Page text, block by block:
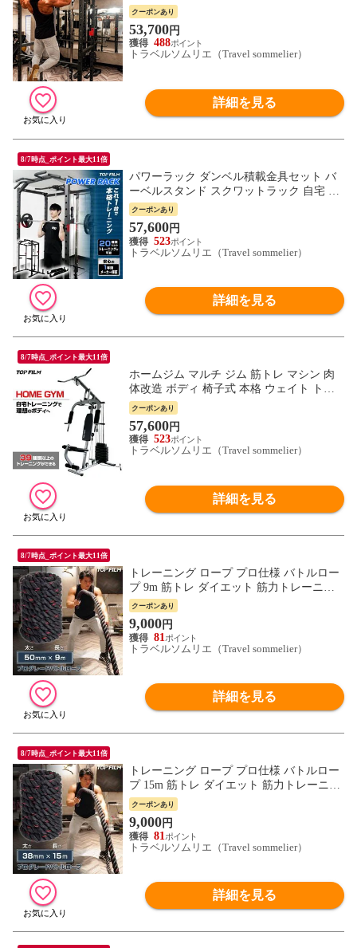
ン ホームジム マルチ ハーフラック チンニ
ング トレーニング 筋トレ 懸垂 送料無料
※北海道、沖縄県、離島を除く 【ロジ発
送】 トラベルソムリエ w-tre5
クーポンあり
53,700円
488
トラベルソムリエ（Travel sommelier）
詳細を見る
8/7時点_ポイント最大11倍
パワーラック ダンベル積載金具セット バ
ーベルスタンド スクワットラック 自宅 高
さ12段階調節 ホームジム マルチ ハーフラ
ック チンニング 懸垂 トレーニング 筋トレ
送料無料 ※北海道、沖縄県、離島を除く
【ロジ発送】 トラベルソムリエ w-tre5
クーポンあり
57,600円
523
トラベルソムリエ（Travel sommelier）
詳細を見る
8/7時点_ポイント最大11倍
ホームジム マルチ ジム 筋トレ マシン 肉
体改造 ボディ 椅子式 本格 ウェイト トレ
ーニング フィットネス 小型 自宅 オフィス
高重量 39種類 メニュー 筋トレ ダイエット
送料無料 ※北海道、沖縄県、離島を除く
【ロジ発送】 トラベルソムリエ w-tre5
クーポンあり
57,600円
523
トラベルソムリエ（Travel sommelier）
詳細を見る
8/7時点_ポイント最大11倍
トレーニング ロープ プロ仕様 バトルロー
プ 9m 筋トレ ダイエット 筋力トレーニン
グ 体力アップ 送料無料 ※北海道、沖縄
県、離島を除く【ロジ発送】 トラベルソム
リエ w-tre5
クーポンあり
9,000円
81
トラベルソムリエ（Travel sommelier）
詳細を見る
8/7時点_ポイント最大11倍
トレーニング ロープ プロ仕様 バトルロー
プ 15m 筋トレ ダイエット 筋力トレーニン
グ 体力アップ 送料無料 ※北海道、沖縄
県、離島を除く【ロジ発送】 トラベルソム
リエ w-tre5
クーポンあり
9,000円
81
トラベルソムリエ（Travel sommelier）
詳細を見る